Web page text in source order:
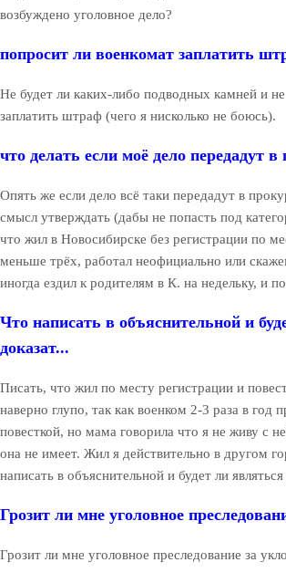
возбуждено уголовное дело?
попросит ли военкомат заплатить
Не будет ли каких-либо подводных камней и
заплатить штраф (чего я нисколько не боюсь).
что делать если моё дело передадут в
Опять же если дело всё таки передадут в
смысл утверждать (дабы не попасть под
что жил в Новосибирске без регистрации по
меньше трёх, работал неофициально или
иногда ездил к родителям в К. на недельку, и
Что написать в объяснительной и
доказат...
Писать, что жил по месту регистрации и
наверно глупо, так как военком 2-3 раза в год
повесткой, но мама говорила что я не живу с
она не имеет. Жил я действительно в другом
написать в объяснительной и будет ли являться
Грозит ли мне уголовное
Грозит ли мне уголовное преследование за